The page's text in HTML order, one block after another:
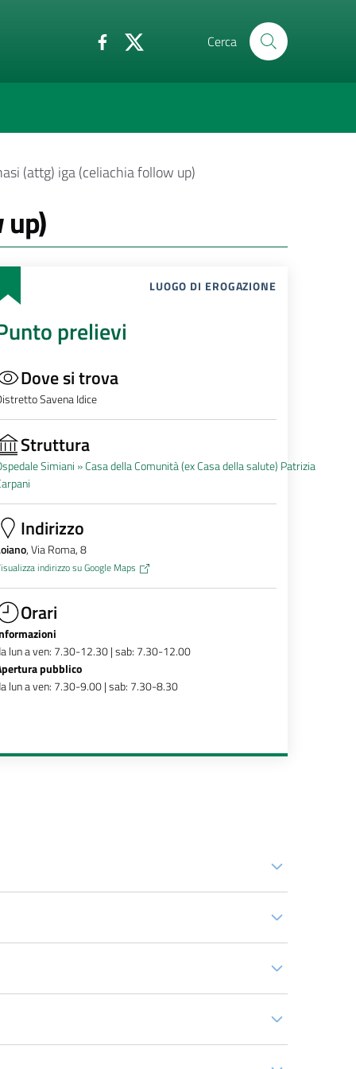
Cerca
(attg) iga (celiachia follow up)
LUOGO DI EROGAZIONE
prelievi
Dove si trova
Savena Idice
Struttura
Simiani »Casa della Comunità (ex Casa della salute) Patrizia
Indirizzo
, Via Roma, 8
indirizzo su Google Maps
Orari
lun a ven: 7.30-12.30 | sab: 7.30-12.00
pubblico
lun a ven: 7.30-9.00 | sab: 7.30-8.30